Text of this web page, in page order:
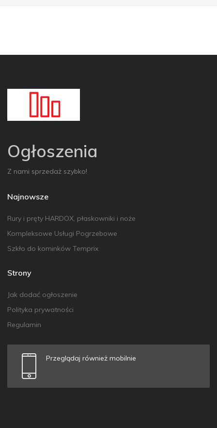
Ogłoszenia
Z nami sprzedaż szybko!
Najnowsze
Rury i pręty HARDOX, płaskowniki i noże
Kompleksowe Usługi Pogrzebowe
Szkło do kominków Temprix
Strony
Jak dodać ogłoszenie
Polityka prywatności
Regulamin
Przeglądaj również mobilnie